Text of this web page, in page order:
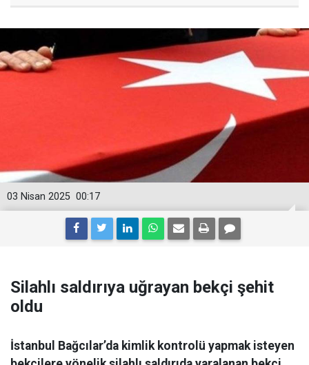
00:17
03 Nisan 2025
Silahlı saldırıya uğrayan bekçi şehit
oldu
İstanbul Bağcılar’da kimlik kontrolü yapmak isteyen